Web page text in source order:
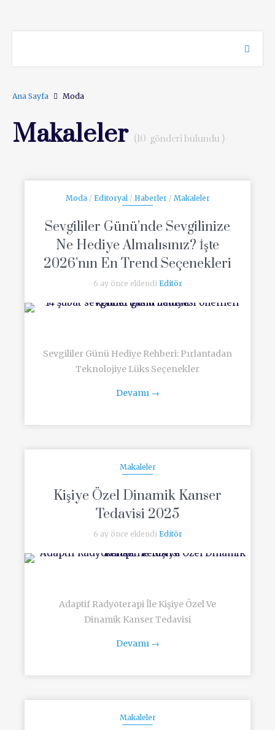
Ana Sayfa Moda
Makaleler (10 gönderi bulundu )
Moda/ Editoryal/ Haberler/ Makaleler
Sevgililer Günü’nde Sevgilinize
Ne Hediye Almalısınız? İşte
2026’nın En Trend Seçenekleri
6 ay önce eklendi Editör
Sevgililer Günü Hediye Rehberi: Pırlantadan
Teknolojiye Lüks Seçenekler
Devamı →
Makaleler
Kişiye Özel Dinamik Kanser
Tedavisi 2025
6 ay önce eklendi Editör
Adaptif Radyoterapi İle Kişiye Özel Ve
Dinamik Kanser Tedavisi
Devamı →
Makaleler